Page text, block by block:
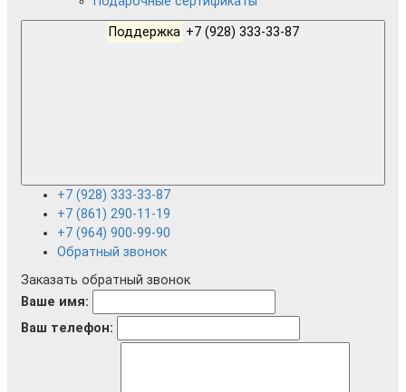
Поддержка
+7 (928) 333-33-87
+7 (861) 290-11-19
+7 (964) 900-99-90
Обратный звонок
Заказать обратный звонок
Ваше имя:
Ваш телефон: